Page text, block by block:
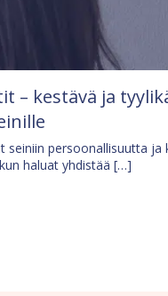
– kestävä ja
seiniin persoonallisuutta
haluat yhdistää […]